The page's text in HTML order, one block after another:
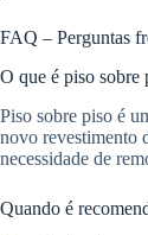
FAQ – Perguntas
O que é piso sobre
Piso sobre piso é
novo revestimento
necessidade de
Quando é